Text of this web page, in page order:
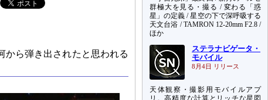
から弾き出されたと思われる
群極大を見る・撮る / 変わる「惑
星」の定義 / 星空の下で深呼吸する
天文台浴 / TAMRON 12-20mm F2.8 /
ほか
ステラナビゲータ・
モバイル
8月4日 リリース
天体観察・撮影用モバイルアプ
リ。高精度な計算とリッチな星図